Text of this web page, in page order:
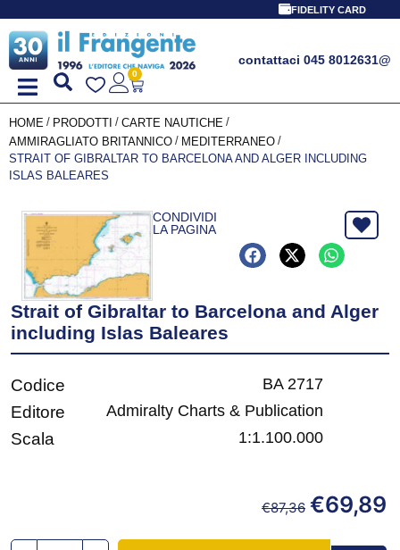
FIDELITY CARD
contattaci 045 8012631@
0
HOME / PRODOTTI / CARTE NAUTICHE /
AMMIRAGLIATO BRITANNICO / MEDITERRANEO /
STRAIT OF GIBRALTAR TO BARCELONA AND ALGER INCLUDING
ISLAS BALEARES
CONDIVIDI
LA PAGINA
Strait of Gibraltar to Barcelona and Alger
including Islas Baleares
Codice BA 2717
Editore Admiralty Charts & Publication
Scala 1:1.100.000
€87,36 €69,89